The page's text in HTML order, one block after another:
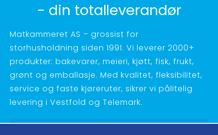
- din totalleverandør
Matkammeret AS – grossist for
storhusholdning siden 1991. Vi leverer 2000+
produkter: bakevarer, meieri, kjøtt, fisk, frukt,
grønt og emballasje. Med kvalitet, fleksibilitet,
service og faste kjøreruter, sikrer vi pålitelig
levering i Vestfold og Telemark.